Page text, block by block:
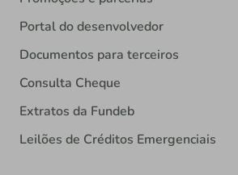
Portal do desenvolvedor
Documentos para terceiros
Consulta Cheque
Extratos da Fundeb
Leilões de Créditos Emergenciais